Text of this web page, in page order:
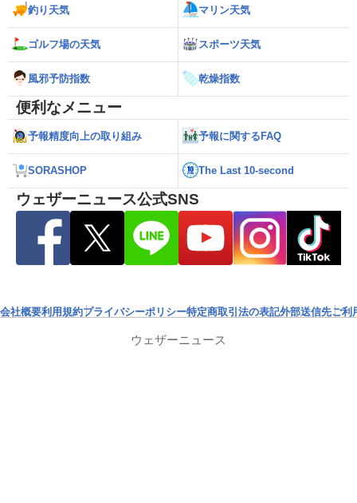
釣り天気 マリン天気
ゴルフ場の天気 スポーツ天気
風邪予防指数 乾燥指数
便利なメニュー
予報精度向上の取り組み 予報に関するFAQ
SORASHOP The Last 10-second
ウェザーニュース公式SNS
会社概要利用規約プライバシーポリシー特定商取引法の表記外部送信先ご利
ウェザーニュース